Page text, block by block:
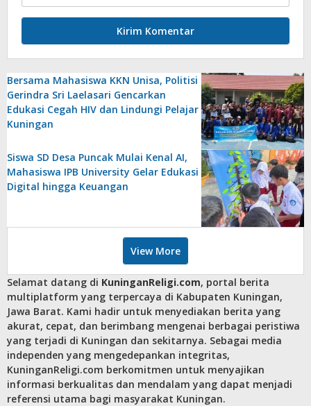
Bersama Mahasiswa KKN Unisa, Politisi
Gerindra Sri Laelasari Gencarkan
Edukasi Cegah HIV dan Lindungi Pelajar
Kuningan
Siswa SD Desa Puncak Mulai Kenal AI,
Mahasiswa IPB University Gelar Edukasi
Digital hingga Keuangan
View More
Selamat datang di KuninganReligi.com, portal berita
multiplatform yang terpercaya di Kabupaten Kuningan,
Jawa Barat. Kami hadir untuk menyediakan berita yang
akurat, cepat, dan berimbang mengenai berbagai peristiwa
yang terjadi di Kuningan dan sekitarnya. Sebagai media
independen yang mengedepankan integritas,
KuninganReligi.com berkomitmen untuk menyajikan
informasi berkualitas dan mendalam yang dapat menjadi
referensi utama bagi masyarakat Kuningan.